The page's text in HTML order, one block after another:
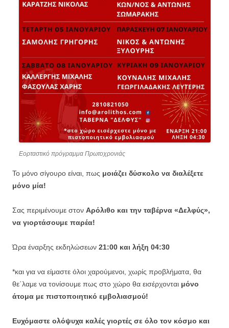
Εορταστικό πρόγραμμα Πρωτοχρονιάς
Το μόνο σίγουρο είναι, πως μοιάζει δύσκολο να διαλέξετε
μόνο μία!
Σας περιμένουμε στον Αρόλιθο και την ταβέρνα «Δελφύς»,
να γιορτάσουμε παρέα!
Ώρα έναρξης εκδηλώσεων 21:00 και λήξη 04:30
*και για να είμαστε όλοι χαρούμενοι, χωρίς προβλήματα, θα
θε΄λαμε να τονίσουμε πως στο χώρο θα εισέρχονται μόνο
άτομα με πιστοποιητικό εμβολιασμού!
Ευχόμαστε ολόψυχα καλές γιορτές σε όλο τον κόσμο και